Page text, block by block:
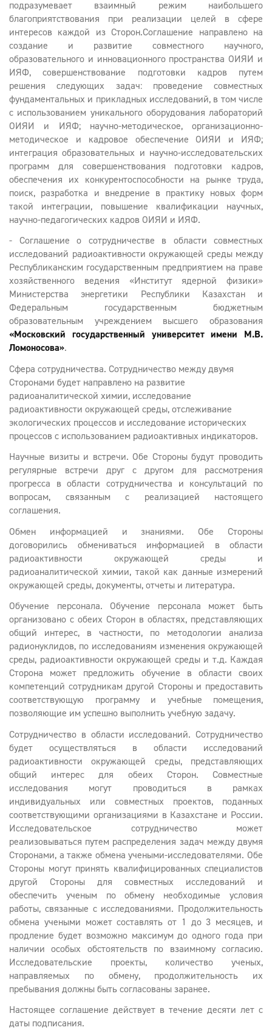
подразумевает взаимный режим наибольшего
благоприятствования при реализации целей в сфере
интересов каждой из Сторон.Соглашение направлено на
создание и развитие совместного научного,
образовательного и инновационного пространства ОИЯИ и
ИЯФ, совершенствование подготовки кадров путем
решения следующих задач: проведение совместных
фундаментальных и прикладных исследований, в том числе
с использованием уникального оборудования лабораторий
ОИЯИ и ИЯФ; научно-методическое, организационно-
методическое и кадровое обеспечение ОИЯИ и ИЯФ;
интеграция образовательных и научно-исследовательских
программ для совершенствования подготовки кадров,
обеспечения их конкурентоспособности на рынке труда,
поиск, разработка и внедрение в практику новых форм
такой интеграции, повышение квалификации научных,
научно-педагогических кадров ОИЯИ и ИЯФ.
- Cоглашение о сотрудничестве в области совместных
исследований радиоактивности окружающей среды между
Республиканским государственным предприятием на праве
хозяйственного ведения «Институт ядерной физики»
Министерства энергетики Республики Казахстан и
Федеральным государственным бюджетным
образовательным учреждением высшего образования
«Московский государственный университет имени М.В.
Ломоносова».
Сфера сотрудничества. Сотрудничество между двумя
Сторонами будет направлено на развитие
радиоаналитической химии, исследование
радиоактивности окружающей среды, отслеживание
экологических процессов и исследование исторических
процессов с использованием радиоактивных индикаторов.
Научные визиты и встречи. Обе Стороны будут проводить
регулярные встречи друг с другом для рассмотрения
прогресса в области сотрудничества и консультаций по
вопросам, связанным с реализацией настоящего
соглашения.
Обмен информацией и знаниями. Обе Стороны
договорились обмениваться информацией в области
радиоактивности окружающей среды и
радиоаналитической химии, такой как данные измерений
окружающей среды, документы, отчеты и литература.
Обучение персонала. Обучение персонала может быть
организовано с обеих Сторон в областях, представляющих
общий интерес, в частности, по методологии анализа
радионуклидов, по исследованиям изменения окружающей
среды, радиоактивности окружающей среды и т.д. Каждая
Сторона может предложить обучение в области своих
компетенций сотрудникам другой Стороны и предоставить
соответствующую программу и учебные помещения,
позволяющие им успешно выполнить учебную задачу.
Сотрудничество в области исследований. Сотрудничество
будет осуществляться в области исследований
радиоактивности окружающей среды, представляющих
общий интерес для обеих Сторон. Совместные
исследования могут проводиться в рамках
индивидуальных или совместных проектов, поданных
соответствующими организациями в Казахстане и России.
Исследовательское сотрудничество может
реализовываться путем распределения задач между двумя
Сторонами, а также обмена учеными-исследователями. Обе
Стороны могут принять квалифицированных специалистов
другой Стороны для совместных исследований и
обеспечить ученым по обмену необходимые условия
работы, связанные с исследованиями. Продолжительность
обмена учеными может составлять от 1 до 3 месяцев, и
продление будет возможно максимум до одного года при
наличии особых обстоятельств по взаимному согласию.
Исследовательские проекты, количество ученых,
направляемых по обмену, продолжительность их
пребывания должны быть согласованы заранее.
Настоящее соглашение действует в течение десяти лет с
даты подписания.